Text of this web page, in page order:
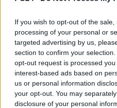
If you wish to opt-out of the
processing of your personal or
targeted advertising by us,
section to confirm your
opt-out request is processed
interest-based ads based on
us or personal information
your opt-out. You may
disclosure of your personal